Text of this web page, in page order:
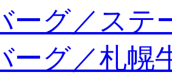
ーグ／ステ
ーグ／札幌